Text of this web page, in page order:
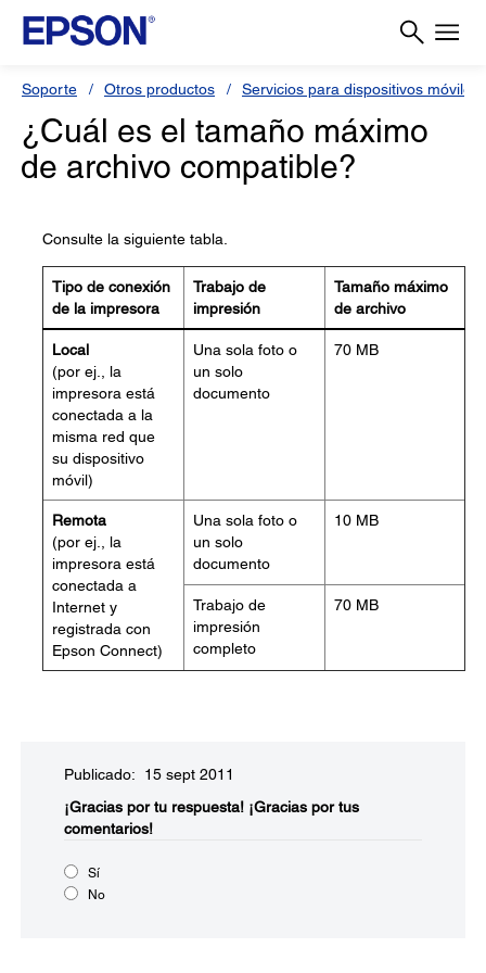
Soporte Otros productos Servicios para dispositivos móviles
¿Cuál es el tamaño máximo
de archivo compatible?
Consulte la siguiente tabla.
Tipo de conexión
de la impresora
Trabajo de
impresión
Tamaño máximo
de archivo
Local
(por ej., la
impresora está
conectada a la
misma red que
su dispositivo
móvil)
Una sola foto o
un solo
documento
70 MB
Remota
(por ej., la
impresora está
conectada a
Internet y
registrada con
Epson Connect)
Una sola foto o
un solo
documento
10 MB
Trabajo de
impresión
completo
70 MB
Publicado: 15 sept 2011
¡Gracias por tu respuesta! ¡Gracias por tus
comentarios!
Sí
No